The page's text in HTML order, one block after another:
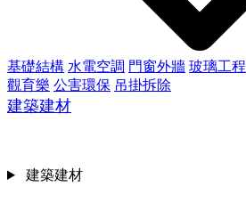
基礎結構 水電空調 門窗外牆 玻璃工程
觀育樂 公害環保 吊掛拆除
建築建材
建築建材